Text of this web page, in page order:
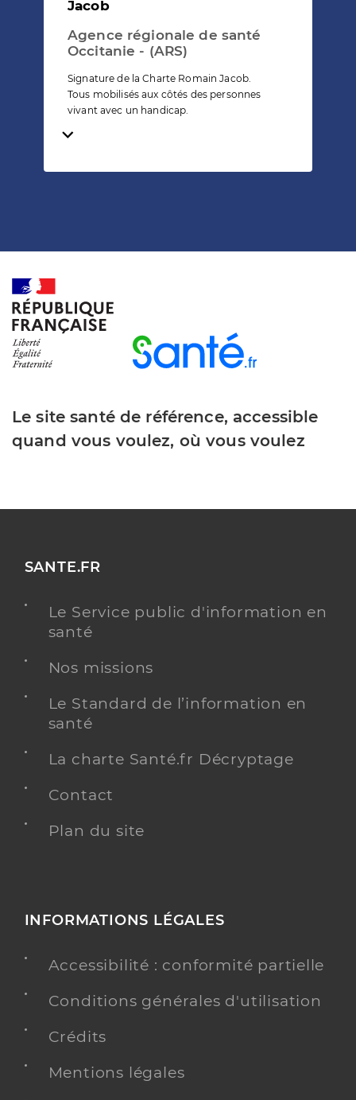
Jacob
Agence régionale de santé
Occitanie - (ARS)
Signature de la Charte Romain Jacob.
Tous mobilisés aux côtés des personnes
vivant avec un handicap.
Temps de lecture
Le site santé de référence, accessible
quand vous voulez, où vous voulez
SANTE.FR
Le Service public d'information en
santé
Nos missions
Le Standard de l’information en
santé
La charte Santé.fr Décryptage
Contact
Plan du site
INFORMATIONS LÉGALES
Accessibilité : conformité partielle
Conditions générales d'utilisation
Crédits
Mentions légales